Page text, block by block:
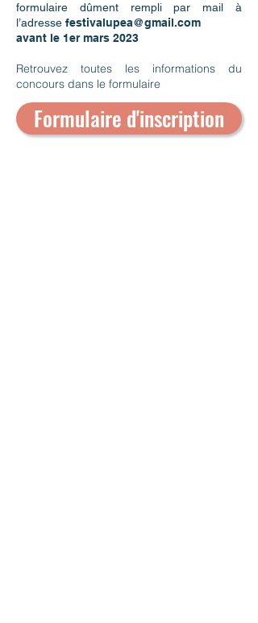
formulaire dûment rempli par mail à
l’adresse festivalupea@gmail.com
avant le 1er mars 2023
Retrouvez toutes les informations du
concours dans le formulaire
Formulaire d'inscription